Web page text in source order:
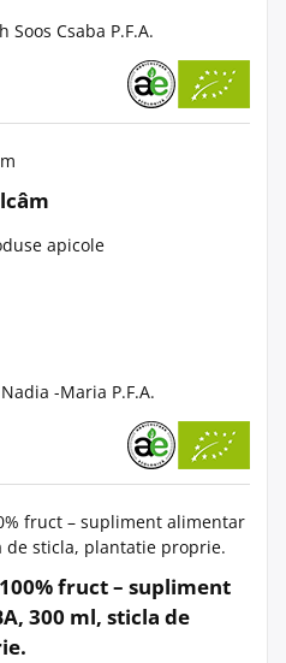
Soos Csaba P.F.A.
apicole
-Maria P.F.A.
fruct – supliment
300 ml, sticla de